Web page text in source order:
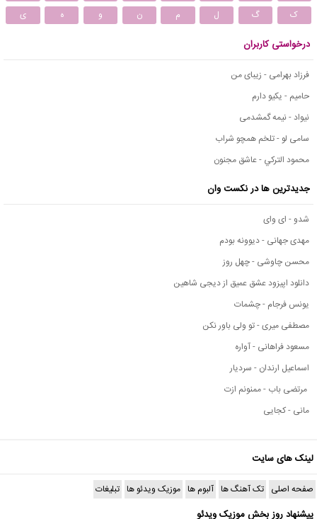
ک
گ ل م ن و ه ی
درخواستی کاربران
فرزاد بهرامی - زیبای من
حامیم - یکیو دارم
نیواد - نیمه گمشدمی
سامی لو - تلخم همچو شراب
محمود التركي - عاشق مجنون
جدیدترین ها در نکست وان
شدو - ای وای
مهدی جهانی - دیوونه بودم
محسن چاوشی - چهل روز
دانلود اپیزود عشق عمیق از دیجی شاهین
یونس فرجام - چشمات
مصطفی میری - تو ولی باور نکن
مسعود فراهانی - آواره
اسماعیل ارندان - سردیار
مرتضی باب - ممنونم ازت
مانی - کجایی
لینک های سایت
صفحه اصلی تک آهنگ ها آلبوم ها موزیک ویدئو ها تبلیغات
پیشنهاد روز بخش موزیک ویدئو